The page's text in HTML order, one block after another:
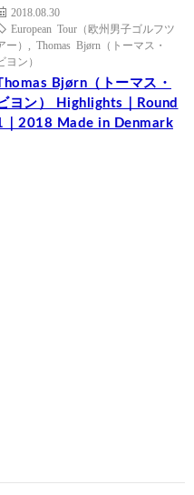
2018.08.30
European Tour（欧州男子ゴルフツ
ー）
Thomas Bjørn（トーマス・
ヨン）
Bjørn（トーマス・
ヨン） Highlights｜Round
｜2018 Made in Denmark